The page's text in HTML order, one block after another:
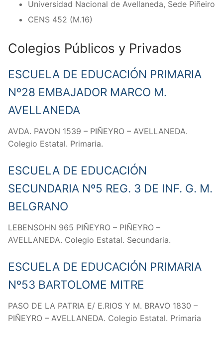
Universidad Nacional de Avellaneda, Sede Piñeiro
CENS 452 (M.16)
Colegios Públicos y Privados
ESCUELA DE EDUCACIÓN PRIMARIA
Nº28 EMBAJADOR MARCO M.
AVELLANEDA
AVDA. PAVON 1539 – PIÑEYRO – AVELLANEDA.
Colegio Estatal. Primaria.
ESCUELA DE EDUCACIÓN
SECUNDARIA Nº5 REG. 3 DE INF. G. M.
BELGRANO
LEBENSOHN 965 PIÑEYRO – PIÑEYRO –
AVELLANEDA. Colegio Estatal. Secundaria.
ESCUELA DE EDUCACIÓN PRIMARIA
Nº53 BARTOLOME MITRE
PASO DE LA PATRIA E/ E.RIOS Y M. BRAVO 1830 –
PIÑEYRO – AVELLANEDA. Colegio Estatal. Primaria